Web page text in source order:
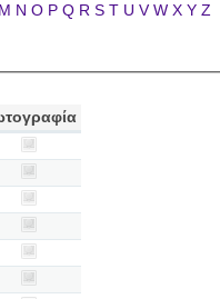
M N O P Q R S T U V W X Y Z